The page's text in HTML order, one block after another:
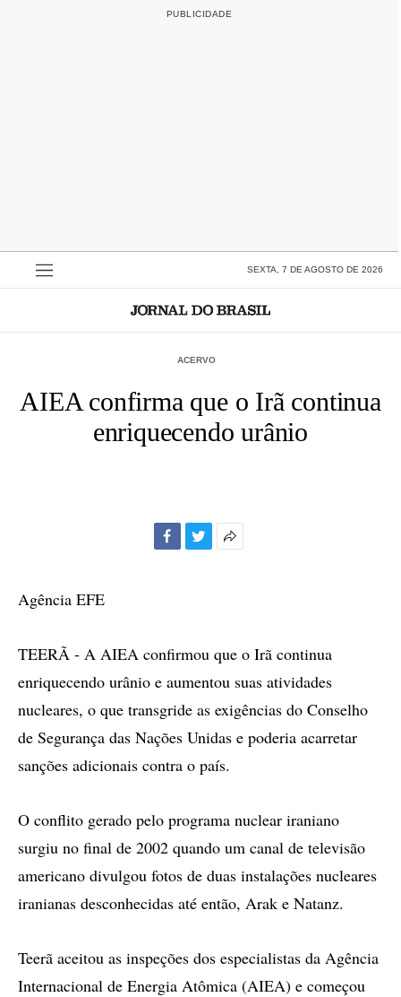
SEXTA, 7 DE AGOSTO DE 2026
ACERVO
AIEA confirma que o Irã continua
enriquecendo urânio
Agência EFE
TEERÃ - A AIEA confirmou que o Irã continua
enriquecendo urânio e aumentou suas atividades
nucleares, o que transgride as exigências do Conselho
de Segurança das Nações Unidas e poderia acarretar
sanções adicionais contra o país.
O conflito gerado pelo programa nuclear iraniano
surgiu no final de 2002 quando um canal de televisão
americano divulgou fotos de duas instalações nucleares
iranianas desconhecidas até então, Arak e Natanz.
Teerã aceitou as inspeções dos especialistas da Agência
Internacional de Energia Atômica (AIEA) e começou